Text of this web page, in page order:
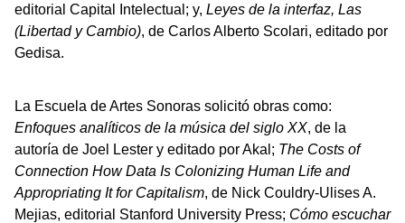
editorial Capital Intelectual; y, Leyes de la interfaz, Las
(Libertad y Cambio), de Carlos Alberto Scolari, editado por
Gedisa.
La Escuela de Artes Sonoras solicitó obras como:
Enfoques analíticos de la música del siglo XX, de la
autoría de Joel Lester y editado por Akal; The Costs of
Connection How Data Is Colonizing Human Life and
Appropriating It for Capitalism, de Nick Couldry-Ulises A.
Mejias, editorial Stanford University Press; Cómo escuchar